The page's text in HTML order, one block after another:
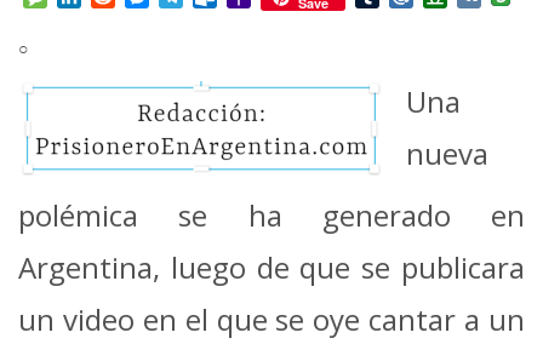
○
Una
nueva
polémica se ha generado en
Argentina, luego de que se publicara
un video en el que se oye cantar a un